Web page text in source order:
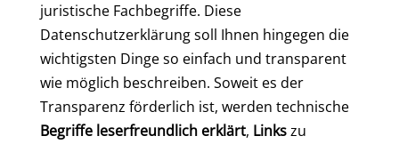
juristische Fachbegriffe. Diese
Datenschutzerklärung soll Ihnen hingegen die
wichtigsten Dinge so einfach und transparent
wie möglich beschreiben. Soweit es der
Transparenz förderlich ist, werden technische
Begriffe leserfreundlich erklärt, Linkszu